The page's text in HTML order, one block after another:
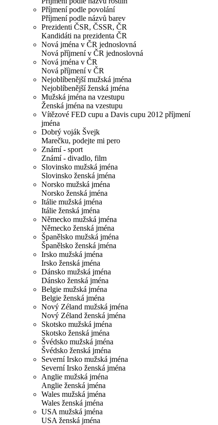
Příjmení podle povolání
Příjmení podle názvů barev
Prezidenti ČSR, ČSSR, ČR
Kandidáti na prezidenta ČR
Nová jména v ČR jednoslovná
Nová příjmení v ČR jednoslovná
Nová jména v ČR
Nová příjmení v ČR
Nejoblíbenější mužská jména
Nejoblíbenější ženská jména
Mužská jména na vzestupu
Ženská jména na vzestupu
Vítězové FED cupu a Davis cupu 2012 příjmení
jména
Dobrý voják Švejk
Marečku, podejte mi pero
Známí - sport
Známí - divadlo, film
Slovinsko mužská jména
Slovinsko ženská jména
Norsko mužská jména
Norsko ženská jména
Itálie mužská jména
Itálie ženská jména
Německo mužská jména
Německo ženská jména
Španělsko mužská jména
Španělsko ženská jména
Irsko mužská jména
Irsko ženská jména
Dánsko mužská jména
Dánsko ženská jména
Belgie mužská jména
Belgie ženská jména
Nový Zéland mužská jména
Nový Zéland ženská jména
Skotsko mužská jména
Skotsko ženská jména
Švédsko mužská jména
Švédsko ženská jména
Severní Irsko mužská jména
Severní Irsko ženská jména
Anglie mužská jména
Anglie ženská jména
Wales mužská jména
Wales ženská jména
USA mužská jména
USA ženská jména